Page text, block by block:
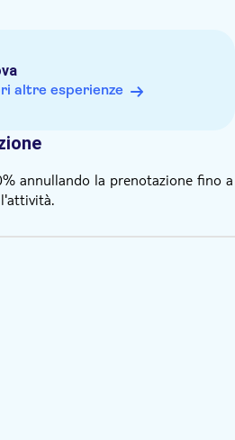
altre esperienze
annullando la prenotazione fino a